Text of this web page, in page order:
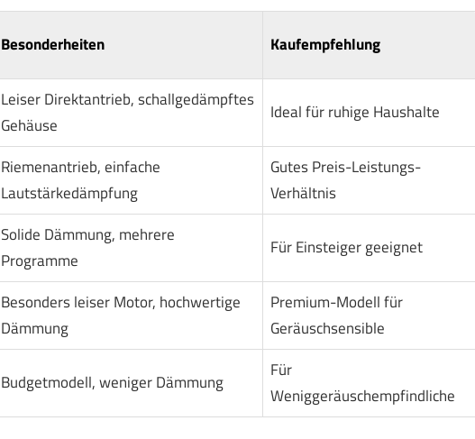
Besonderheiten Kaufempfehlung
Leiser Direktantrieb, schallgedämpftes
Gehäuse
Ideal für ruhige Haushalte
Riemenantrieb, einfache
Lautstärkedämpfung
Gutes Preis-Leistungs-
Verhältnis
Solide Dämmung, mehrere
Programme
Für Einsteiger geeignet
Besonders leiser Motor, hochwertige
Dämmung
Premium-Modell für
Geräuschsensible
Budgetmodell, weniger Dämmung
Für
Weniggeräuschempfindliche